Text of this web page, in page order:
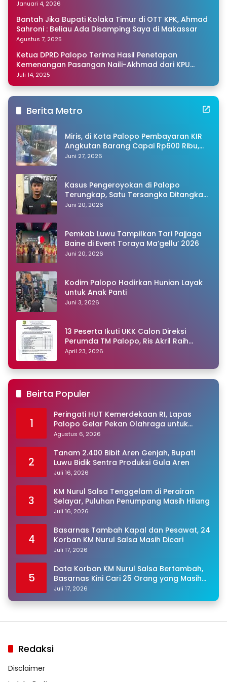
Januari 4, 2026
Bantah Jika Bupati Kolaka Timur di OTT KPK, Ahmad
Sahroni : Beliau Ada Disamping Saya di Makassar
Agustus 7, 2025
Ketua DPRD Palopo Terima Hasil Penetapan
Kemenangan Pasangan Naili-Akhmad dari KPU
Sulsel
Juli 14, 2025
Berita Metro
Miris, di Kota Palopo Pembayaran KIR
Angkutan Barang Capai Rp600 Ribu,
Warganet Pertanyakan Dugaan Pungli
Juni 27, 2026
Kasus Pengeroyokan di Palopo
Terungkap, Satu Tersangka Ditangkap
Polisi
Juni 20, 2026
Pemkab Luwu Tampilkan Tari Pajjaga
Baine di Event Toraya Ma’gellu’ 2026
Juni 20, 2026
Kodim Palopo Hadirkan Hunian Layak
untuk Anak Panti
Juni 3, 2026
13 Peserta Ikuti UKK Calon Direksi
Perumda TM Palopo, Ris Akril Raih
Peringkat Pertama
April 23, 2026
Beirta Populer
1
Peringati HUT Kemerdekaan RI, Lapas
Palopo Gelar Pekan Olahraga untuk
Warga Binaan
Agustus 6, 2026
2
Tanam 2.400 Bibit Aren Genjah, Bupati
Luwu Bidik Sentra Produksi Gula Aren
Juli 16, 2026
3
KM Nurul Salsa Tenggelam di Perairan
Selayar, Puluhan Penumpang Masih Hilang
Juli 16, 2026
4
Basarnas Tambah Kapal dan Pesawat, 24
Korban KM Nurul Salsa Masih Dicari
Juli 17, 2026
5
Data Korban KM Nurul Salsa Bertambah,
Basarnas Kini Cari 25 Orang yang Masih
Hilang
Juli 17, 2026
Redaksi
Disclaimer